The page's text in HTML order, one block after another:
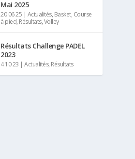
Mai 2025
20 06 25 | Actualités, Basket, Course
à pied, Résultats,Volley
Résultats Challenge PADEL
2023
4 10 23 |Actualités, Résultats